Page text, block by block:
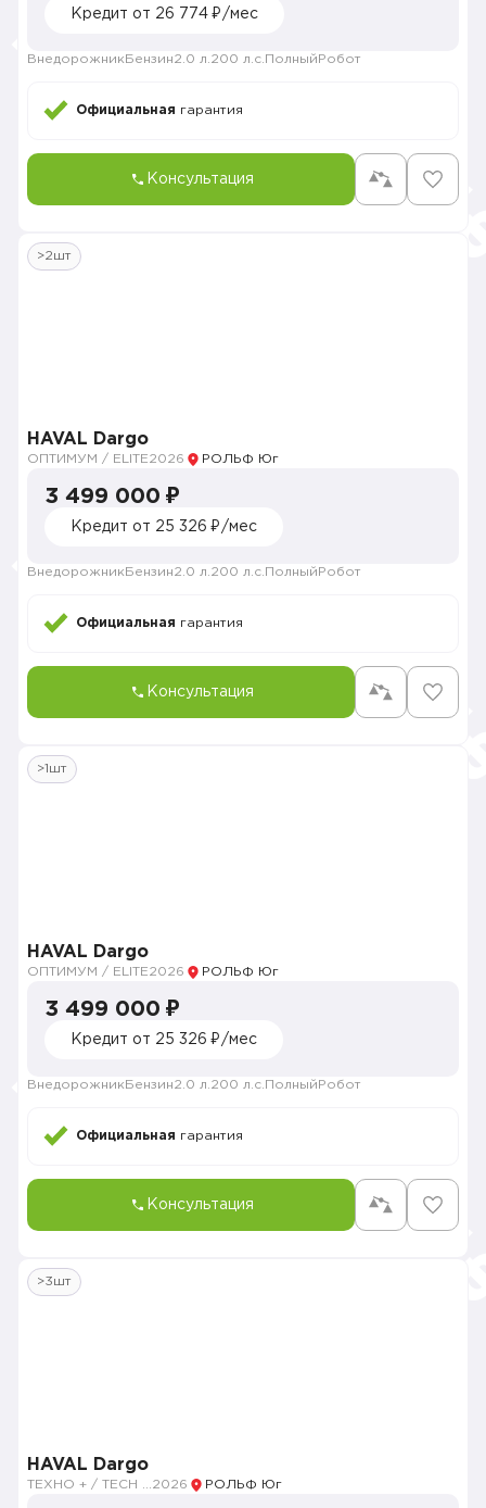
Кредит от 26 774 ₽/мес
Внедорожник Бензин2.0 л. 200 л.с. Полный Робот
Официальная гарантия
Консультация
>2шт
HAVAL Dargo
ОПТИМУМ / ELITE2026 РОЛЬФ Юг
3 499 000 ₽
Кредит от 25 326 ₽/мес
Внедорожник Бензин2.0 л. 200 л.с. Полный Робот
Официальная гарантия
Консультация
>1шт
HAVAL Dargo
ОПТИМУМ / ELITE2026 РОЛЬФ Юг
3 499 000 ₽
Кредит от 25 326 ₽/мес
Внедорожник Бензин2.0 л. 200 л.с. Полный Робот
Официальная гарантия
Консультация
>3шт
HAVAL Dargo
2026 РОЛЬФ Юг